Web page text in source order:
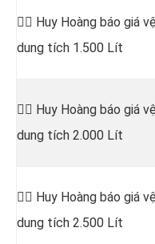
👷‍♂️ Huy Hoàng báo giá
dung tích 1.500 Lít
👷‍♂️ Huy Hoàng báo giá
dung tích 2.000 Lít
👷‍♂️ Huy Hoàng báo giá
dung tích 2.500 Lít